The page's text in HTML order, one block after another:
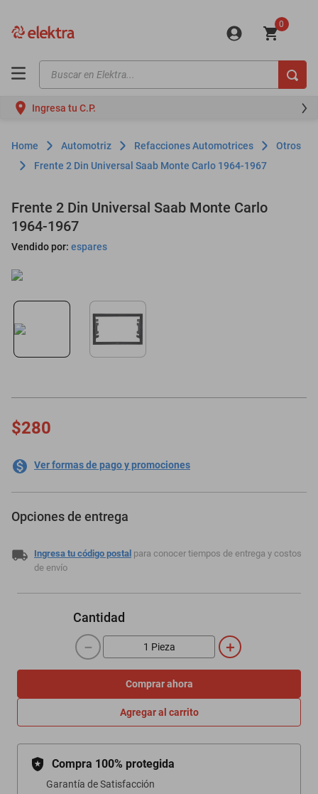
0
Buscar en Elektra...
Ingresa tu C.P.
Automotriz Refacciones Automotrices
Otros
Frente 2 Din Universal Saab Monte Carlo 1964-1967
Frente 2 Din Universal Saab Monte Carlo
1964-1967
Vendido por: espares
$280
Ver formas de pago y promociones
Opciones de entrega
Ingresa tu código postal para conocer tiempos de entrega y costos
de envío
Cantidad
＋
－
Comprar ahora
Agregar al carrito
Compra 100% protegida
Garantía de Satisfacción
motos
moto
celulares
refrigeradores
motoneta